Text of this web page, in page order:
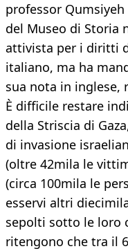
professor
del Museo di Storia
attivista per i diritti
italiano, ma ha
sua nota in inglese,
È difficile restare
della Striscia di
di invasione
(oltre 42mila le
(circa 100mila le
esservi altri
sepolti sotto le loro
ritengono che tra il